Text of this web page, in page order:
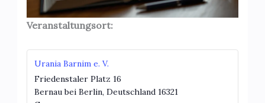
Veranstaltungsort:
Urania Barnim e. V.
Friedenstaler Platz 16
Bernau bei Berlin, Deutschland 16321